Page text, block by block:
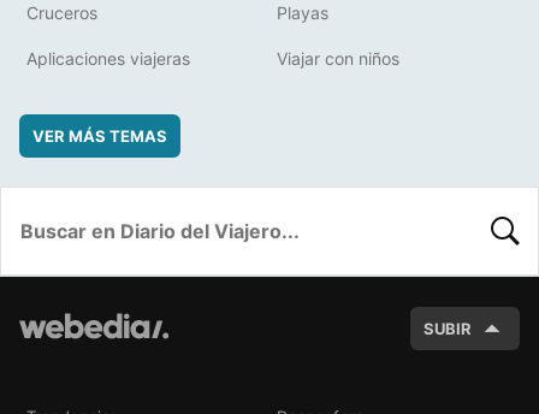
Cruceros Playas
Aplicaciones viajeras Viajar con niños
VER MÁS TEMAS
SUBIR